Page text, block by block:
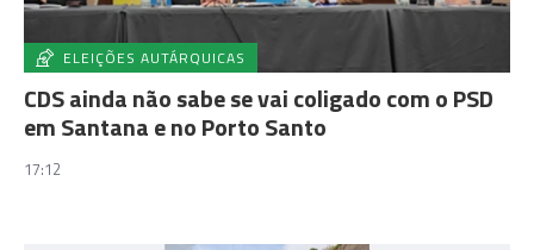
ELEIÇÕES AUTÁRQUICAS
CDS ainda não sabe se vai coligado com o PSD
em Santana e no Porto Santo
17:12